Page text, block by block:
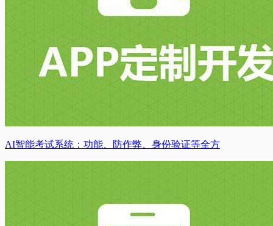
AI智能考试系统：功能、防作弊、身份验证等全方